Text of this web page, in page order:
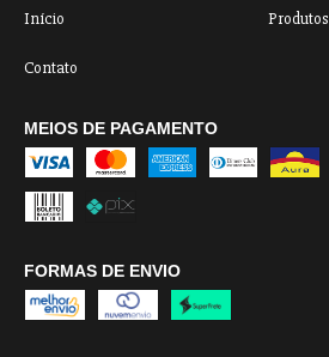
Início Produtos
Contato
MEIOS DE PAGAMENTO
FORMAS DE ENVIO